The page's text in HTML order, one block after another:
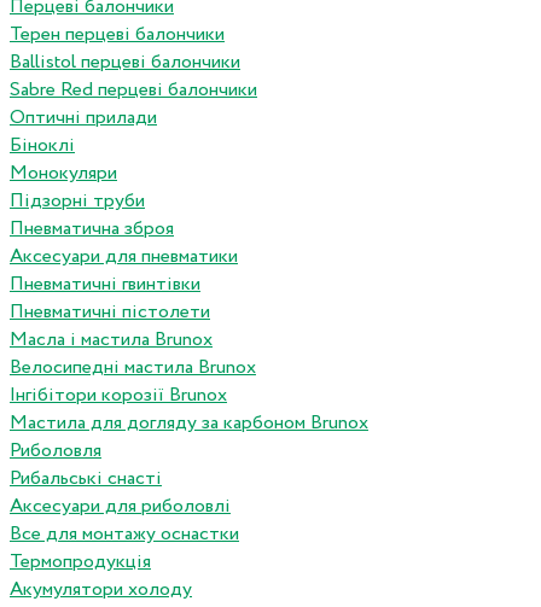
Перцеві балончики
Терен перцеві балончики
Ballistol перцеві балончики
Sabre Red перцеві балончики
Оптичні прилади
Біноклі
Монокуляри
Підзорні труби
Пневматична зброя
Аксесуари для пневматики
Пневматичні гвинтівки
Пневматичні пістолети
Масла і мастила Brunox
Велосипедні мастила Brunox
Інгібітори корозії Brunox
Мастила для догляду за карбоном Brunox
Риболовля
Рибальські снасті
Аксесуари для риболовлі
Все для монтажу оснастки
Термопродукція
Акумулятори холоду